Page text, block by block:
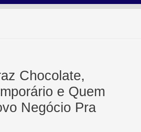
Chocolate,
e Quem
Negócio Pra